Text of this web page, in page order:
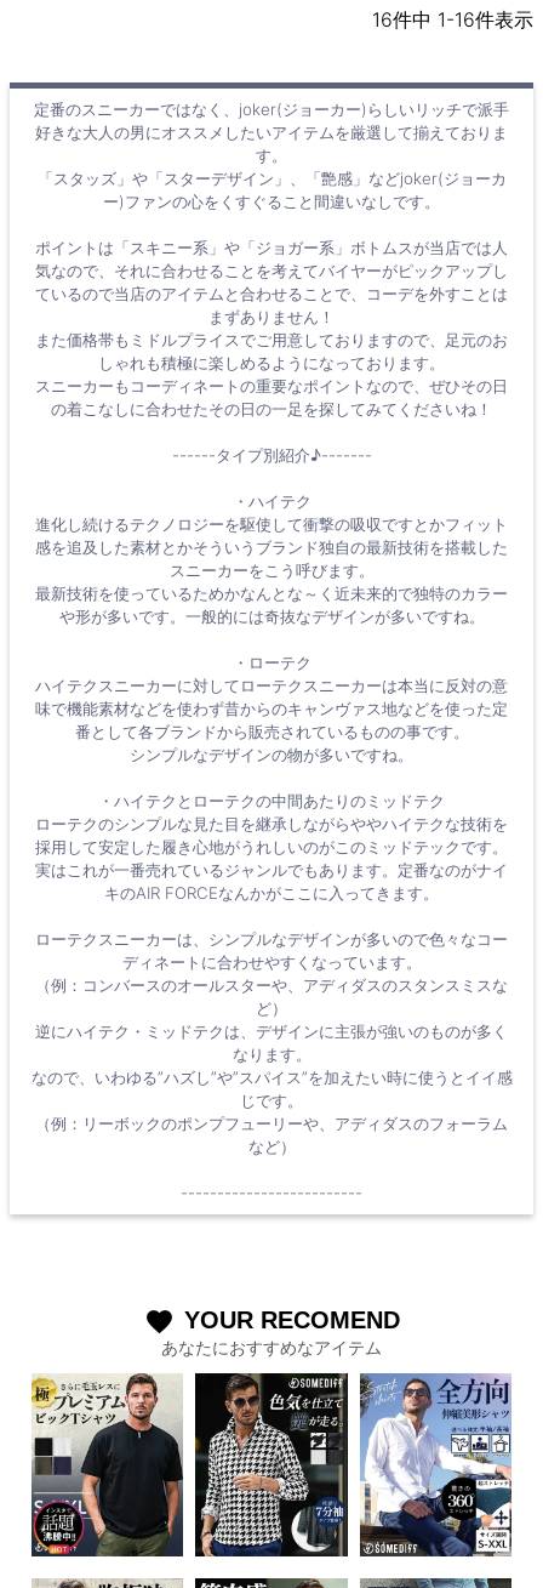
16件中 1-16件表示
定番のスニーカーではなく、joker(ジョーカー)らしいリッチで派手
好きな大人の男にオススメしたいアイテムを厳選して揃えておりま
す。
「スタッズ」や「スターデザイン」、「艶感」などjoker(ジョーカ
ー)ファンの心をくすぐること間違いなしです。
ポイントは「スキニー系」や「ジョガー系」ボトムスが当店では人
気なので、それに合わせることを考えてバイヤーがピックアップし
ているので当店のアイテムと合わせることで、コーデを外すことは
まずありません！
また価格帯もミドルプライスでご用意しておりますので、足元のお
しゃれも積極に楽しめるようになっております。
スニーカーもコーディネートの重要なポイントなので、ぜひその日
の着こなしに合わせたその日の一足を探してみてくださいね！
------タイプ別紹介♪-------
・ハイテク
進化し続けるテクノロジーを駆使して衝撃の吸収ですとかフィット
感を追及した素材とかそういうブランド独自の最新技術を搭載した
スニーカーをこう呼びます。
最新技術を使っているためかなんとな～く近未来的で独特のカラー
や形が多いです。一般的には奇抜なデザインが多いですね。
・ローテク
ハイテクスニーカーに対してローテクスニーカーは本当に反対の意
味で機能素材などを使わず昔からのキャンヴァス地などを使った定
番として各ブランドから販売されているものの事です。
シンプルなデザインの物が多いですね。
・ハイテクとローテクの中間あたりのミッドテク
ローテクのシンプルな見た目を継承しながらややハイテクな技術を
採用して安定した履き心地がうれしいのがこのミッドテックです。
実はこれが一番売れているジャンルでもあります。定番なのがナイ
キのAIR FORCEなんかがここに入ってきます。
ローテクスニーカーは、シンプルなデザインが多いので色々なコー
ディネートに合わせやすくなっています。
（例：コンバースのオールスターや、アディダスのスタンスミスな
ど）
逆にハイテク・ミッドテクは、デザインに主張が強いのものが多く
なります。
なので、いわゆる”ハズし”や”スパイス”を加えたい時に使うとイイ感
じです。
（例：リーボックのポンプフューリーや、アディダスのフォーラム
など）
-------------------------
favorite YOUR RECOMEND
あなたにおすすめなアイテム